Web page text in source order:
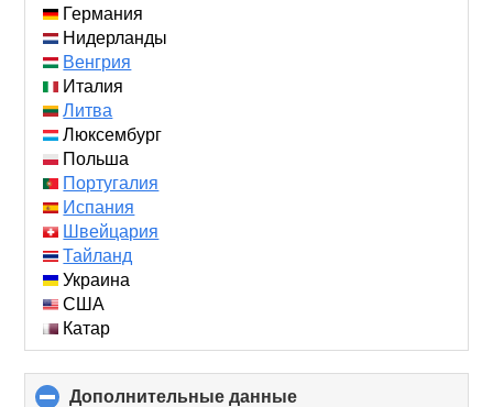
Германия
Нидерланды
Венгрия
Италия
Литва
Люксембург
Польша
Португалия
Испания
Швейцария
Тайланд
Украина
США
Катар
Дополнительные данные